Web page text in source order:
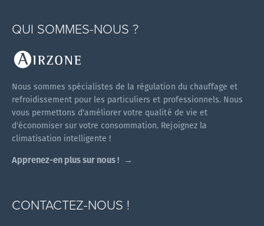
QUI SOMMES-NOUS ?
Nous sommes spécialistes de la régulation du chauffage et
refroidissement pour les particuliers et professionnels. Nous
vous permettons d'améliorer votre qualité de vie et
d'économiser sur votre consommation. Rejoignez la
climatisation intelligente !
Apprenez-en plus sur nous !
CONTACTEZ-NOUS !